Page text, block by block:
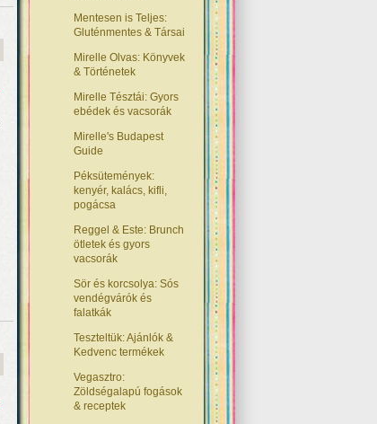
Mentesen is Teljes:
Gluténmentes & Társai
Mirelle Olvas: Könyvek
& Történetek
Mirelle Tésztái: Gyors
ebédek és vacsorák
Mirelle's Budapest
Guide
Péksütemények:
kenyér, kalács, kifli,
pogácsa
Reggel & Este: Brunch
ötletek és gyors
vacsorák
Sör és korcsolya: Sós
vendégvárók és
falatkák
Teszteltük: Ajánlók &
Kedvenc termékek
Vegasztro:
Zöldségalapú fogások
& receptek